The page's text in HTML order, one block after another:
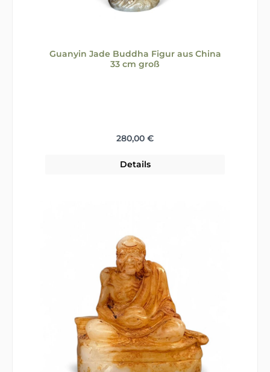
Guanyin Jade Buddha Figur aus China
33 cm groß
Regulärer Preis:
280,00 €
Details